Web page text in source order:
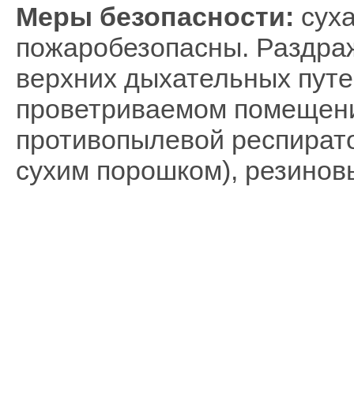
Меры безопасности:
пожаробезопасны.
верхних дыхательных
проветриваемом
противопылевой
сухим порошком),